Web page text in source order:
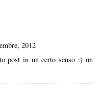
2012
post in un certo senso :) un